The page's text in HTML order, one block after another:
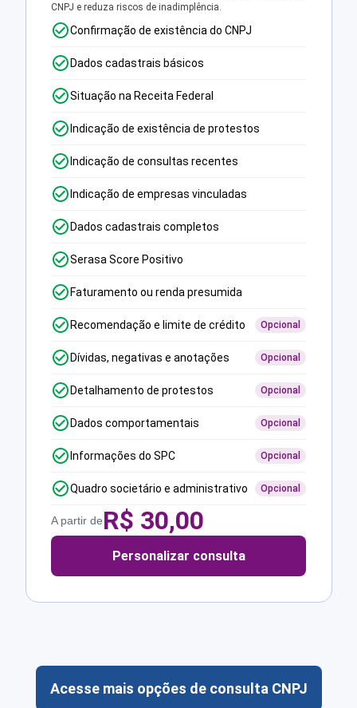
CNPJ e reduza riscos de inadimplência.
Confirmação de existência do CNPJ
Dados cadastrais básicos
Situação na Receita Federal
Indicação de existência de protestos
Indicação de consultas recentes
Indicação de empresas vinculadas
Dados cadastrais completos
Serasa Score Positivo
Faturamento ou renda presumida
Recomendação e limite de crédito Opcional
Dívidas, negativas e anotações Opcional
Detalhamento de protestos Opcional
Dados comportamentais Opcional
Informações do SPC Opcional
Quadro societário e administrativo Opcional
A partir deR$ 30,00
Personalizar consulta
Acesse mais opções de consulta CNPJ